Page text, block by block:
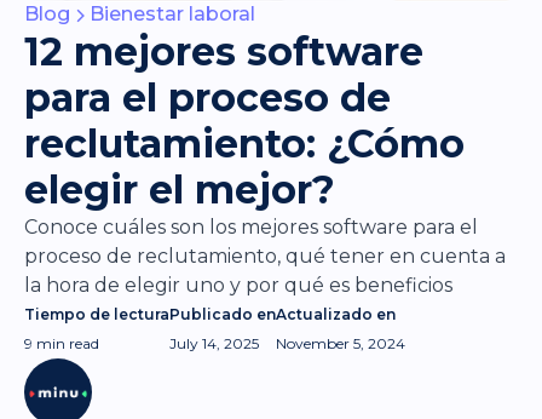
Blog Bienestar laboral
12 mejores software
para el proceso de
reclutamiento: ¿Cómo
elegir el mejor?
Conoce cuáles son los mejores software para el
proceso de reclutamiento, qué tener en cuenta a
la hora de elegir uno y por qué es beneficios
Tiempo de lectura
9 min read
Publicado en
July 14, 2025
Actualizado en
November 5, 2024